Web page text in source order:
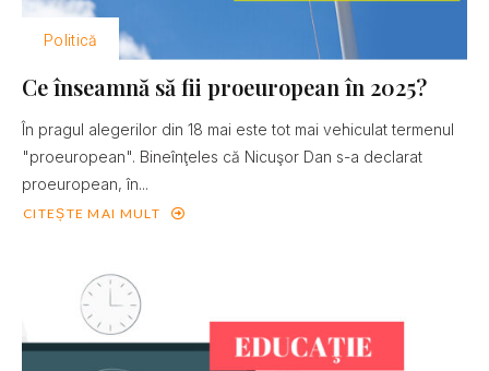
Politică
Ce înseamnă să fii proeuropean în 2025?
În pragul alegerilor din 18 mai este tot mai vehiculat termenul
"proeuropean". Bineînţeles că Nicuşor Dan s-a declarat
proeuropean, în...
CITEȘTE MAI MULT